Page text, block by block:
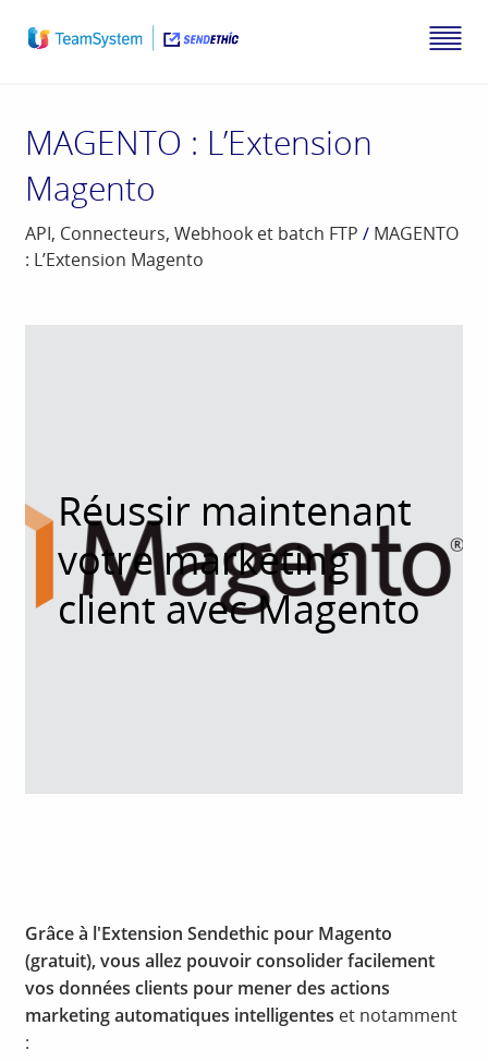
MAGENTO : L’Extension
Magento
API, Connecteurs, Webhook et batch FTP / MAGENTO
: L’Extension Magento
Réussir maintenant
votre marketing
client avec Magento
Grâce à l'Extension Sendethic pour Magento
(gratuit), vous allez pouvoir consolider facilement
vos données clients pour mener des actions
marketing automatiques intelligentes et notamment
: